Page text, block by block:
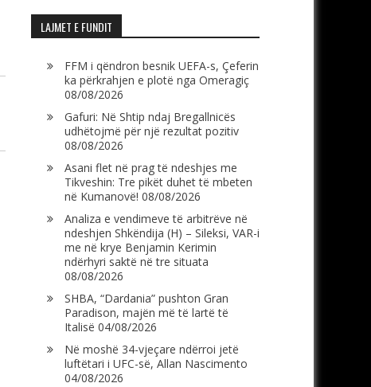
LAJMET E FUNDIT
FFM i qëndron besnik UEFA-s, Çeferin
ka përkrahjen e plotë nga Omeragiç
08/08/2026
Gafuri: Në Shtip ndaj Bregallnicës
udhëtojmë për një rezultat pozitiv
08/08/2026
Asani flet në prag të ndeshjes me
Tikveshin: Tre pikët duhet të mbeten
në Kumanovë! 08/08/2026
Analiza e vendimeve të arbitrëve në
ndeshjen Shkëndija (H) – Sileksi, VAR-i
me në krye Benjamin Kerimin
ndërhyri saktë në tre situata
08/08/2026
SHBA, “Dardania” pushton Gran
Paradison, majën më të lartë të
Italisë 04/08/2026
Në moshë 34-vjeçare ndërroi jetë
luftëtari i UFC-së, Allan Nascimento
04/08/2026